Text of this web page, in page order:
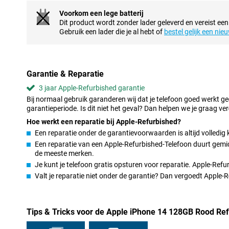
Design
Bij de Apple iPhone 14 128GB Rood krijg je het vertrouwde
precies zoals je gewend bent. Het stijlvolle ontwerp ligt prettig in
dankzij het formaat.
Ook is de Apple iPhone 14 stof- en waterbestendig, dankzij zijn
smartphone tot wel 30 minuten lang onder water blijven.
de douche of als je van plan bent de telefoon mee te nemen
Apple A15 Bionic Processor
De iPhone 14 heeft de snelle Apple A15 Bionic-chipset. Hierdoor
lange wachttijden. Zelfs wanneer je meerdere zware taken
Ideaal als je veel taken tegelijk op je mobiel uitvoert.
De processor van de iPhone 14 is verbeterd in vergelijking met
nu nog sneller aanvoelt. En door het extra werkgeheugen kan je
Sterke batterij
Voorkom een lege batterij
Dit product wordt zonder lader geleverd en vereist
Gebruik een lader die je al hebt of bestel gelijk een
Garantie & Reparatie
3 jaar Apple-Refurbished garantie
Bij normaal gebruik garanderen wij dat je telefoon goed werkt
garantieperiode. Is dit niet het geval? Dan helpen we je graag
Hoe werkt een reparatie bij Apple-Refurbished?
Een reparatie onder de garantievoorwaarden is altijd volledig
Een reparatie van een Apple-Refurbished-Telefoon duurt
de meeste merken.
Je kunt je telefoon gratis opsturen voor reparatie. Apple-
Valt je reparatie niet onder de garantie? Dan vergoedt Apple-
Tips & Tricks voor de Apple iPhone 14 128GB Rood